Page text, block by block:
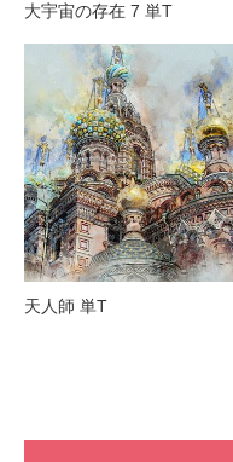
大宇宙の存在 7 単T
天人師 単T